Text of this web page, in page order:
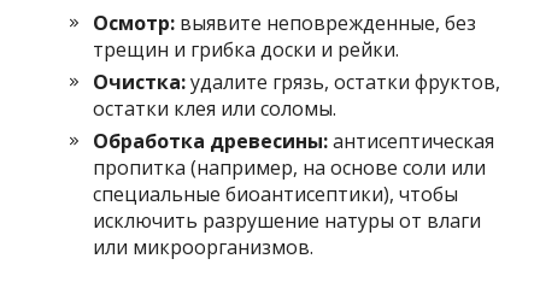
Осмотр: выявите неповрежденные, без
трещин и грибка доски и рейки.
Очистка:удалите грязь, остатки фруктов,
остатки клея или соломы.
Обработка древесины:антисептическая
пропитка (например, на основе соли или
специальные биоантисептики), чтобы
исключить разрушение натуры от влаги
или микроорганизмов.